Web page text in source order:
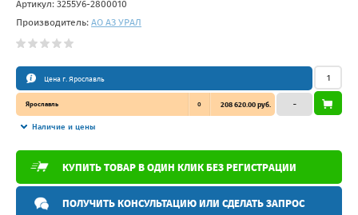
Артикул: 3255У6-2800010
Производитель: АО АЗ УРАЛ
Цена г. Ярославль
Ярославль 0 208 620.00 руб.
Наличие и цены
–
КУПИТЬ ТОВАР В ОДИН КЛИК БЕЗ РЕГИСТРАЦИИ
ПОЛУЧИТЬ КОНСУЛЬТАЦИЮ ИЛИ СДЕЛАТЬ ЗАПРОС